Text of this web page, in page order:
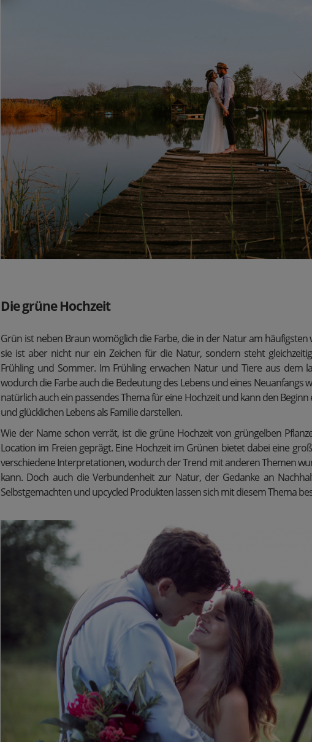
Die grüne Hochzeit
Grün ist neben Braun womöglich die Farbe, die in der Natur am häufigsten
sie ist aber nicht nur ein Zeichen für die Natur, sondern steht
Frühling und Sommer. Im Frühling erwachen Natur und Tiere aus dem
wodurch die Farbe auch die Bedeutung des Lebens und eines Neuanfangs
natürlich auch ein passendes Thema für eine Hochzeit und kann den
und glücklichen Lebens als Familie darstellen.
Wie der Name schon verrät, ist die grüne Hochzeit von grüngelben
Location im Freien geprägt. Eine Hochzeit im Grünen bietet dabei eine
verschiedene Interpretationen, wodurch der Trend mit anderen Themen
kann. Doch auch die Verbundenheit zur Natur, der Gedanke an
Selbstgemachten und upcycled Produkten lassen sich mit diesem Thema